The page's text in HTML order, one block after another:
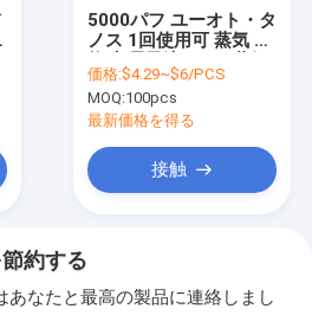
5000パフ ユーオト・タ
ノス 1回使用可 蒸気 果
ポッド ペン サウジアラ
ビア アラビア語
価格:$4.29~$6/PCS
MOQ:100pcs
最新価格を得る
接触
約する
あなたと最高の製品に連絡しまし